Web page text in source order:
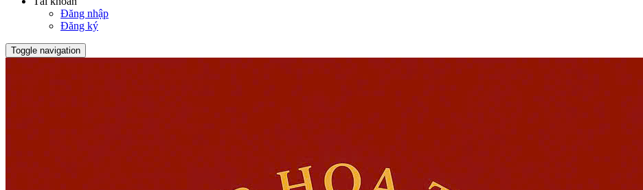
Đăng nhập
Đăng ký
Toggle navigation